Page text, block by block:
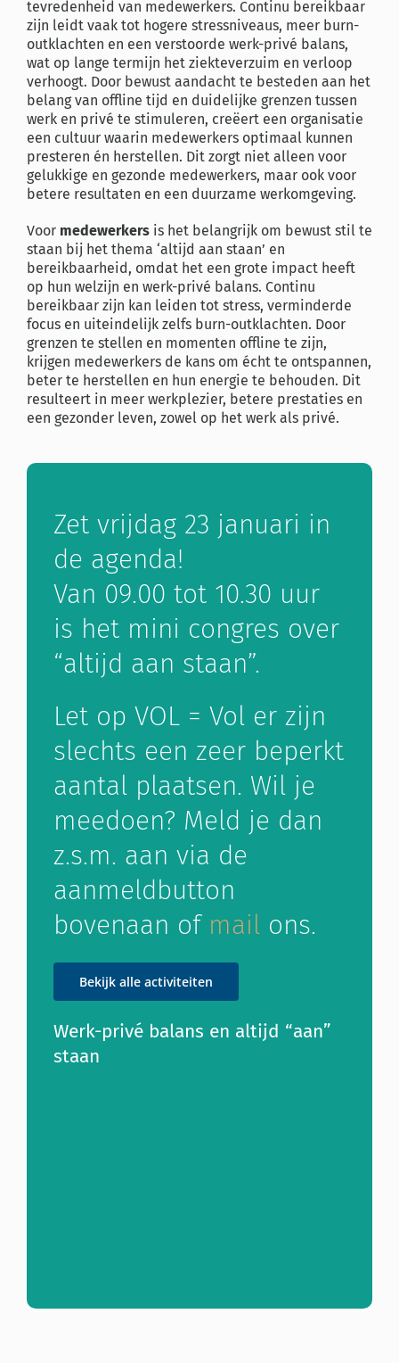
tevredenheid van medewerkers. Continu bereikbaar
zijn leidt vaak tot hogere stressniveaus, meer burn-
outklachten en een verstoorde werk-privé balans,
wat op lange termijn het ziekteverzuim en verloop
verhoogt. Door bewust aandacht te besteden aan het
belang van offline tijd en duidelijke grenzen tussen
werk en privé te stimuleren, creëert een organisatie
een cultuur waarin medewerkers optimaal kunnen
presteren én herstellen. Dit zorgt niet alleen voor
gelukkige en gezonde medewerkers, maar ook voor
betere resultaten en een duurzame werkomgeving.
Voor medewerkersis het belangrijk om bewust stil te
staan bij het thema ‘altijd aan staan’ en
bereikbaarheid, omdat het een grote impact heeft
op hun welzijn en werk-privé balans. Continu
bereikbaar zijn kan leiden tot stress, verminderde
focus en uiteindelijk zelfs burn-outklachten. Door
grenzen te stellen en momenten offline te zijn,
krijgen medewerkers de kans om écht te ontspannen,
beter te herstellen en hun energie te behouden. Dit
resulteert in meer werkplezier, betere prestaties en
een gezonder leven, zowel op het werk als privé.
Zet vrijdag 23 januari in
de agenda!
Van 09.00 tot 10.30 uur
is het mini congres over
“altijd aan staan”.
Let op VOL = Vol er zijn
slechts een zeer beperkt
aantal plaatsen. Wil je
meedoen? Meld je dan
z.s.m. aan via de
aanmeldbutton
bovenaan of mailons.
Bekijk alle activiteiten
Werk-privé balans en altijd “aan”
staan